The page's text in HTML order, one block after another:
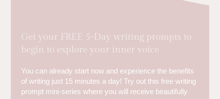
Get your FREE 5-Day writing prompts to
begin to explore your inner voice
You can already start now and experience the benefits
of writing just 15 minutes a day! Try out this free writing
prompt mini-series where you will receive beautifully